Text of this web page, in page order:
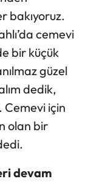
bakıyoruz.
cemevi
bir küçük
güzel
dedik,
Cemevi için
olan bir
devam